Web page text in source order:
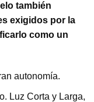
también
exigidos por la
como un
autonomía.
Luz Corta y Larga,